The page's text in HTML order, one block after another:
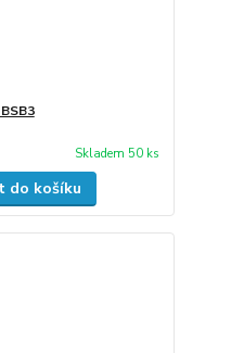
Skladem 50 ks
do košíku